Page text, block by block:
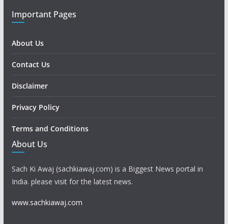
Important Pages
About Us
Contact Us
Disclaimer
Privacy Policy
Terms and Conditions
About Us
Sach Ki Awaj (sachkiawaj.com) is a Biggest News portal in
India. please visit for the latest news.
www.sachkiawaj.com